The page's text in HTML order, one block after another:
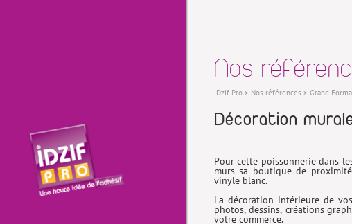
Nos
iDzif Pro> Nos références > Grand
Décoration
Pour cette poissonnerie dans
murs sa boutique de
vinyle blanc.
La décoration intérieure de
photos, dessins, créations
votre commerce.